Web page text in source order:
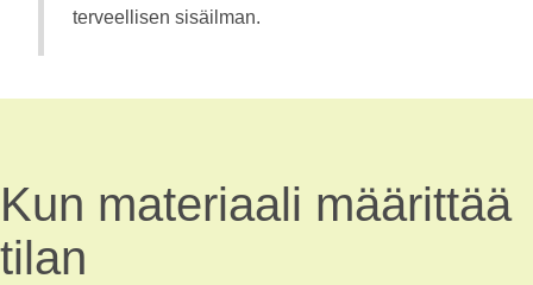
terveellisen sisäilman.
Kun materiaali määrittää
tilan